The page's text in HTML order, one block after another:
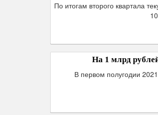
По итогам второго квартала
На 1 млрд
В первом полугодии